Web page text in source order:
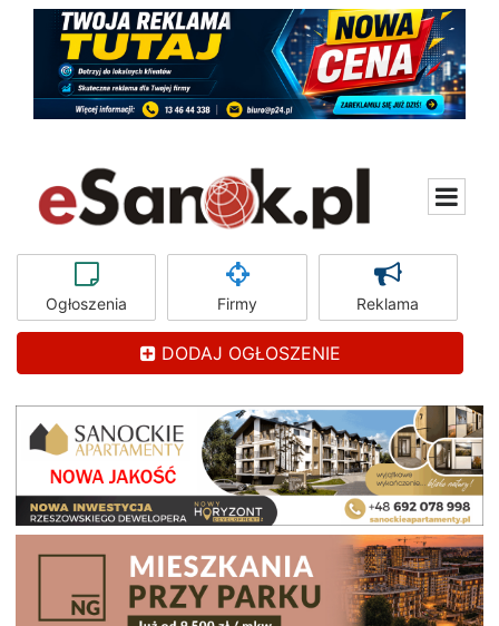
Ogłoszenia Firmy Reklama
DODAJ OGŁOSZENIE